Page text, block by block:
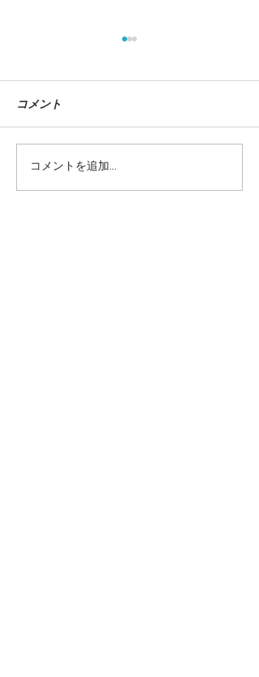
『イラストレーションフ
ァイル 2025』掲載
コメント
コメントを追加…